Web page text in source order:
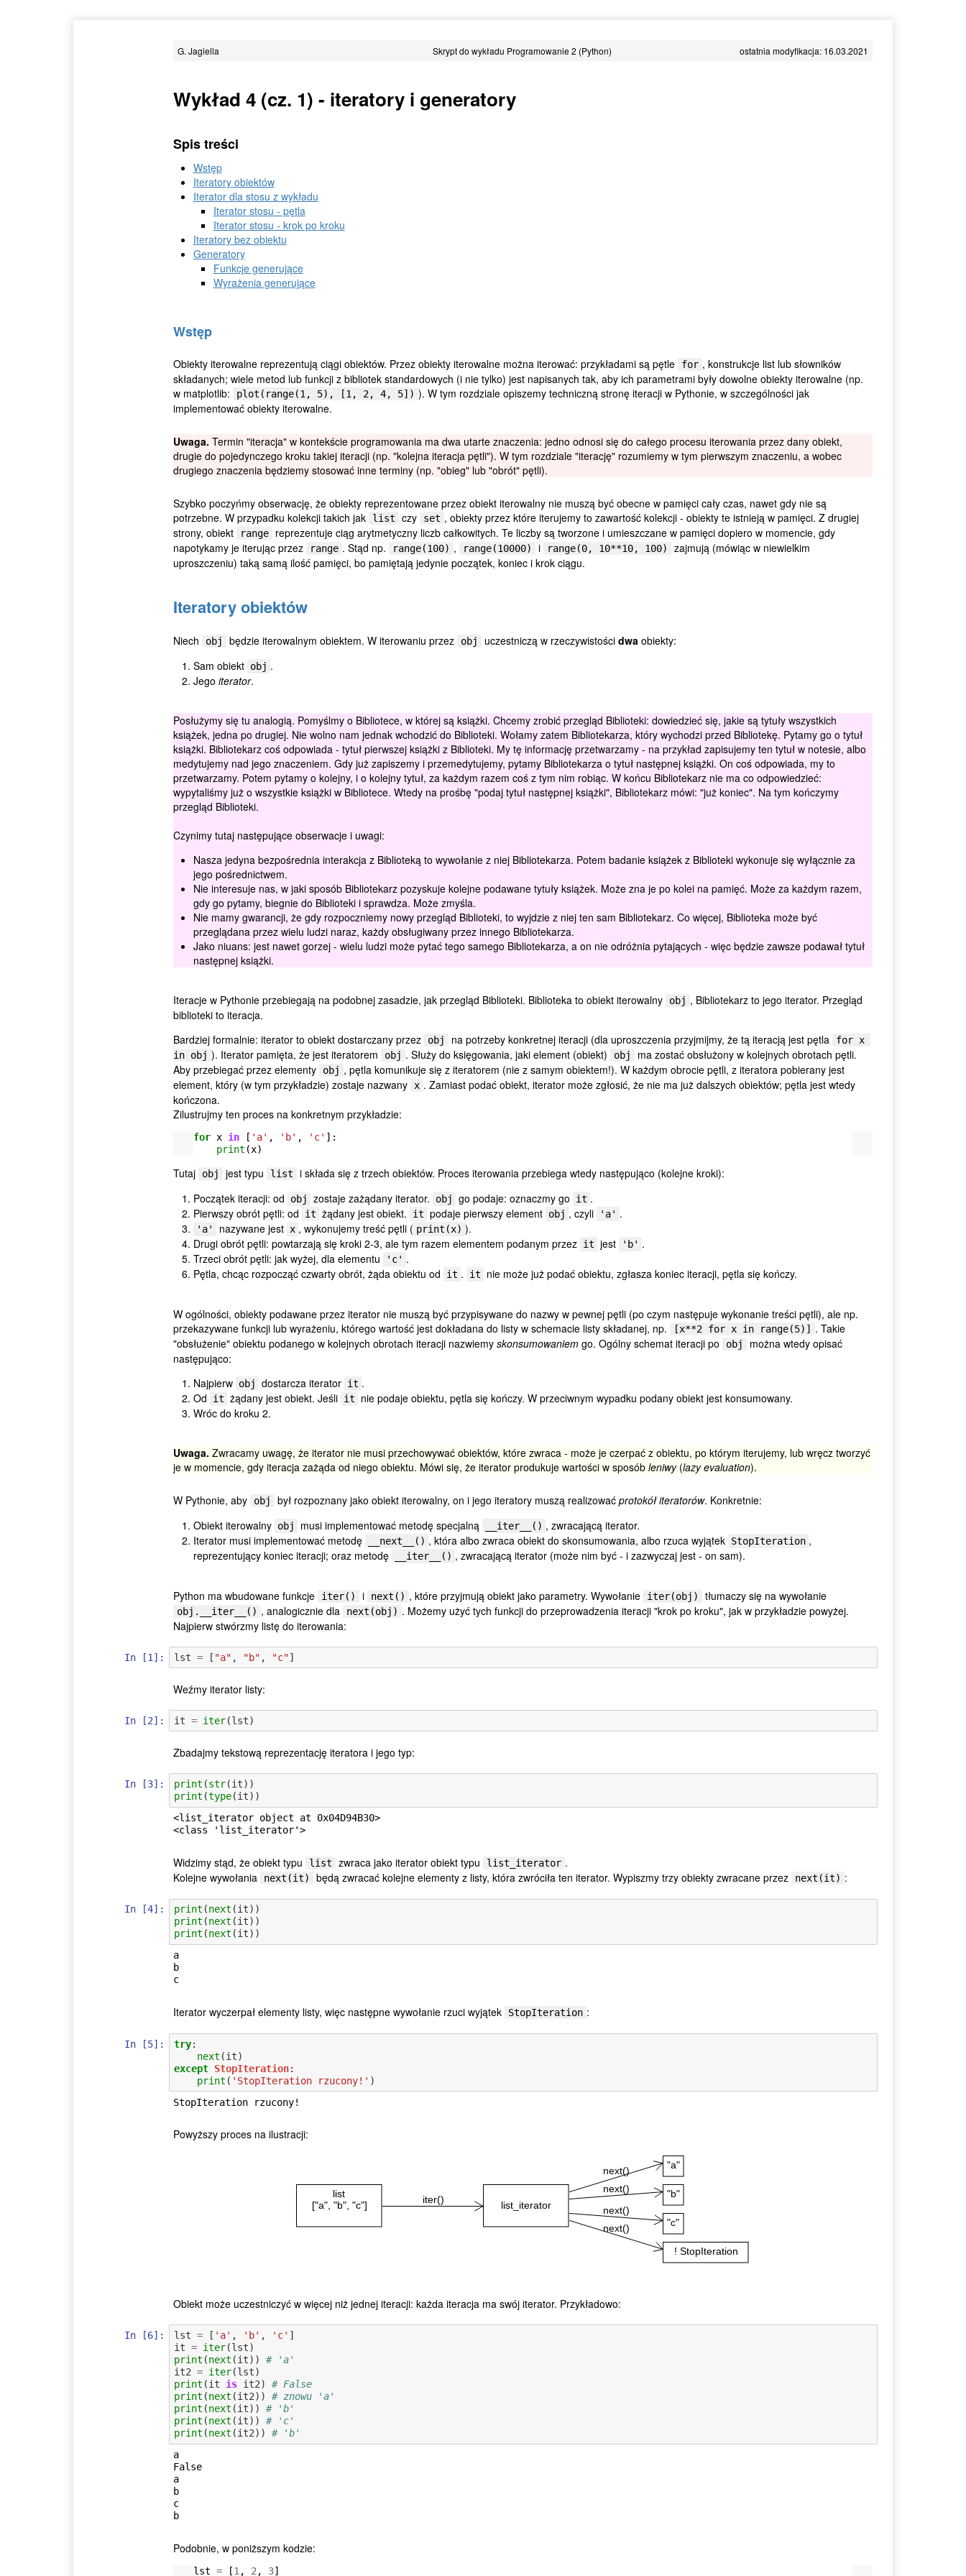
G. Jagiella Skrypt do wykładu Programowanie 2 (Python) ostatnia modyfikacja: 16.03.2021
Wykład 4 (cz. 1) - iteratory i generatory
Spis treści
Wstęp
Iteratory obiektów
Iterator dla stosu z wykładu
Iterator stosu - pętla
Iterator stosu - krok po kroku
Iteratory bez obiektu
Generatory
Funkcje generujące
Wyrażenia generujące
Wstęp
Obiekty iterowalne reprezentują ciągi obiektów. Przez obiekty iterowalne można iterować: przykładami są pętle for , konstrukcje list lub słowników
składanych; wiele metod lub funkcji z bibliotek standardowych (i nie tylko) jest napisanych tak, aby ich parametrami były dowolne obiekty iterowalne (np.
w matplotlib:
plot(range(1, 5), [1, 2, 4, 5]) ). W tym rozdziale opiszemy techniczną stronę iteracji w Pythonie, w szczególności jak
implementować obiekty iterowalne.
Uwaga. Termin "iteracja" w kontekście programowania ma dwa utarte znaczenia: jedno odnosi się do całego procesu iterowania przez dany obiekt,
drugie do pojedynczego kroku takiej iteracji (np. "kolejna iteracja pętli"). W tym rozdziale "iterację" rozumiemy w tym pierwszym znaczeniu, a wobec
drugiego znaczenia będziemy stosować inne terminy (np. "obieg" lub "obrót" pętli).
Szybko poczyńmy obserwację, że obiekty reprezentowane przez obiekt iterowalny nie muszą być obecne w pamięci cały czas, nawet gdy nie są
potrzebne. W przypadku kolekcji takich jak
list czy set , obiekty przez które iterujemy to zawartość kolekcji - obiekty te istnieją w pamięci. Z drugiej
strony, obiekt
range
reprezentuje ciąg arytmetyczny liczb całkowitych. Te liczby są tworzone i umieszczane w pamięci dopiero w momencie, gdy
napotykamy je iterując przez
range . Stąd np. range(100) , range(10000) i range(0, 10**10, 100)
zajmują (mówiąc w niewielkim
uproszczeniu) taką samą ilość pamięci, bo pamiętają jedynie początek, koniec i krok ciągu.
Iteratory obiektów
Niech obj będzie iterowalnym obiektem. W iterowaniu przez obj uczestniczą w rzeczywistości dwa obiekty:
Sam obiekt obj .
Jego iterator.
Posłużymy się tu analogią. Pomyślmy o Bibliotece, w której są książki. Chcemy zrobić przegląd Biblioteki: dowiedzieć się, jakie są tytuły wszystkich
książek, jedna po drugiej. Nie wolno nam jednak wchodzić do Biblioteki. Wołamy zatem Bibliotekarza, który wychodzi przed Bibliotekę. Pytamy go o tytuł
książki. Bibliotekarz coś odpowiada - tytuł pierwszej książki z Biblioteki. My tę informację przetwarzamy - na przykład zapisujemy ten tytuł w notesie, albo
medytujemy nad jego znaczeniem. Gdy już zapiszemy i przemedytujemy, pytamy Bibliotekarza o tytuł następnej książki. On coś odpowiada, my to
przetwarzamy. Potem pytamy o kolejny, i o kolejny tytuł, za każdym razem coś z tym nim robiąc. W końcu Bibliotekarz nie ma co odpowiedzieć:
wypytaliśmy już o wszystkie książki w Bibliotece. Wtedy na prośbę "podaj tytuł następnej książki", Bibliotekarz mówi: "już koniec". Na tym kończymy
przegląd Biblioteki.
Czynimy tutaj następujące obserwacje i uwagi:
Nasza jedyna bezpośrednia interakcja z Biblioteką to wywołanie z niej Bibliotekarza. Potem badanie książek z Biblioteki wykonuje się wyłącznie za
jego pośrednictwem.
Nie interesuje nas, w jaki sposób Bibliotekarz pozyskuje kolejne podawane tytuły książek. Może zna je po kolei na pamięć. Może za każdym razem,
gdy go pytamy, biegnie do Biblioteki i sprawdza. Może zmyśla.
Nie mamy gwarancji, że gdy rozpoczniemy nowy przegląd Biblioteki, to wyjdzie z niej ten sam Bibliotekarz. Co więcej, Biblioteka może być
przeglądana przez wielu ludzi naraz, każdy obsługiwany przez innego Bibliotekarza.
Jako niuans: jest nawet gorzej - wielu ludzi może pytać tego samego Bibliotekarza, a on nie odróżnia pytających - więc będzie zawsze podawał tytuł
następnej książki.
Iteracje w Pythonie przebiegają na podobnej zasadzie, jak przegląd Biblioteki. Biblioteka to obiekt iterowalny obj , Bibliotekarz to jego iterator. Przegląd
biblioteki to iteracja.
Bardziej formalnie: iterator to obiekt dostarczany przez
obj na potrzeby konkretnej iteracji (dla uproszczenia przyjmijmy, że tą iteracją jest pętla
for x
in obj ). Iterator pamięta, że jest iteratorem obj . Służy do księgowania, jaki element (obiekt) obj
ma zostać obsłużony w kolejnych obrotach pętli.
Aby przebiegać przez elementy
obj , pętla komunikuje się z iteratorem (nie z samym obiektem!). W każdym obrocie pętli, z iteratora pobierany jest
element, który (w tym przykładzie) zostaje nazwany
x . Zamiast podać obiekt, iterator może zgłosić, że nie ma już dalszych obiektów; pętla jest wtedy
kończona.
Zilustrujmy ten proces na konkretnym przykładzie:
for x in [ 'a' , 'b' , 'c' ]:
print (x)
Tutaj obj jest typu list
i składa się z trzech obiektów. Proces iterowania przebiega wtedy następująco (kolejne kroki):
Początek iteracji: od
obj zostaje zażądany iterator. obj go podaje: oznaczmy go it .
Pierwszy obrót pętli: od
it żądany jest obiekt. it podaje pierwszy element obj , czyli 'a' .
'a' nazywane jest x , wykonujemy treść pętli ( print(x) ).
Drugi obrót pętli: powtarzają się kroki 2-3, ale tym razem elementem podanym przez it jest 'b' .
Trzeci obrót pętli: jak wyżej, dla elementu
'c' .
Pętla, chcąc rozpocząć czwarty obrót, żąda obiektu od
it . it nie może już podać obiektu, zgłasza koniec iteracji, pętla się kończy.
W ogólności, obiekty podawane przez iterator nie muszą być przypisywane do nazwy w pewnej pętli (po czym następuje wykonanie treści pętli), ale np.
przekazywane funkcji lub wyrażeniu, którego wartość jest dokładana do listy w schemacie listy składanej, np.
[x**2 for x in range(5)]
. Takie
"obsłużenie" obiektu podanego w kolejnych obrotach iteracji nazwiemy skonsumowaniemgo. Ogólny schemat iteracji po obj
można wtedy opisać
następująco:
Najpierw obj dostarcza iterator it .
Od
it żądany jest obiekt. Jeśli it
nie podaje obiektu, pętla się kończy. W przeciwnym wypadku podany obiekt jest konsumowany.
Wróc do kroku 2.
Uwaga. Zwracamy uwagę, że iterator nie musi przechowywać obiektów, które zwraca - może je czerpać z obiektu, po którym iterujemy, lub wręcz tworzyć
je w momencie, gdy iteracja zażąda od niego obiektu. Mówi się, że iterator produkuje wartości w sposób leniwy(lazy evaluation).
W Pythonie, aby obj był rozpoznany jako obiekt iterowalny, on i jego iteratory muszą realizować protokół iteratorów. Konkretnie:
Obiekt iterowalny obj musi implementować metodę specjalną __iter__() , zwracającą iterator.
Iterator musi implementować metodę
__next__() , która albo zwraca obiekt do skonsumowania, albo rzuca wyjątek StopIteration ,
reprezentujący koniec iteracji; oraz metodę
__iter__() , zwracającą iterator (może nim być - i zazwyczaj jest - on sam).
Python ma wbudowane funkcje iter() i next() , które przyjmują obiekt jako parametry. Wywołanie iter(obj) tłumaczy się na wywołanie
obj.__iter__() , analogicznie dla next(obj) . Możemy użyć tych funkcji do przeprowadzenia iteracji "krok po kroku", jak w przykładzie powyżej.
Najpierw stwórzmy listę do iterowania:
In [1]: lst = [ "a" , "b" , "c"]
Weźmy iterator listy:
In [2]: it = iter(lst)
Zbadajmy tekstową reprezentację iteratora i jego typ:
In [3]: print (str(it))
print (type(it))
<list_iterator object at 0x04D94B30>
<class 'list_iterator'>
Widzimy stąd, że obiekt typu list zwraca jako iterator obiekt typu list_iterator .
Kolejne wywołania
next(it) będą zwracać kolejne elementy z listy, która zwróciła ten iterator. Wypiszmy trzy obiekty zwracane przez next(it) :
In [4]: print (next (it))
print (next (it))
print (next (it))
a
b
c
Iterator wyczerpał elementy listy, więc następne wywołanie rzuci wyjątek StopIteration :
In [5]: try:
next (it)
except StopIteration:
print ( 'StopIteration rzucony!' )
Powyższy proces na ilustracji:
Obiekt może uczestniczyć w więcej niż jednej iteracji: każda iteracja ma swój iterator. Przykładowo:
In [6]: lst = [ 'a' , 'b' , 'c' ]
it = iter(lst)
print (next (it))
# 'a'
it2 = iter(lst)
print (it is it2)
# False
print (next (it2))
# znowu 'a'
print (next (it))
# 'b'
print (next (it))
# 'c'
print (next (it2))
# 'b'
a
False
a
b
c
b
Podobnie, w poniższym kodzie:
lst = [1 , 2 , 3]